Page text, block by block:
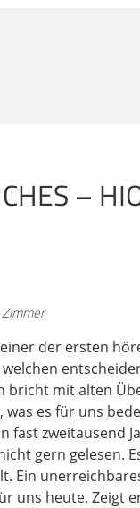
Wissenschaft
entstanden,
und
da ein enormer
vom Judentum.
und das
allmählich die
ist
Grund ist,
Aramäismen im
–
der ersten
bricht mit alten
es für uns
fast zweitausend
gern gelesen.
Ein
uns heute. Zeigt